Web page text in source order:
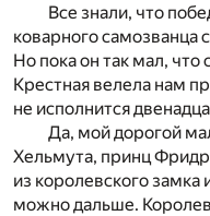
Все знали, что
коварного самозванца
Но пока он так мал,
Крестная велела нам
не исполнится
Да, мой дорогой
Хельмута, принц
из королевского замка
можно дальше.